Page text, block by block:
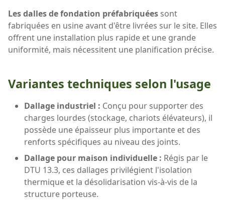
Les dalles de fondation préfabriquées sont
fabriquées en usine avant d'être livrées sur le site. Elles
offrent une installation plus rapide et une grande
uniformité, mais nécessitent une planification précise.
Variantes techniques selon l'usage
Dallage industriel : Conçu pour supporter des
charges lourdes (stockage, chariots élévateurs), il
possède une épaisseur plus importante et des
renforts spécifiques au niveau des joints.
Dallage pour maison individuelle : Régis par le
DTU 13.3, ces dallages privilégient l'isolation
thermique et la désolidarisation vis-à-vis de la
structure porteuse.